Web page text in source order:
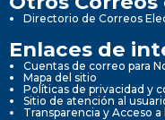
Directorio de Correos
Enlaces de
Cuentas de correo para
Mapa del sitio
Políticas de privacidad y
Sitio de atención al
Transparencia y Acceso